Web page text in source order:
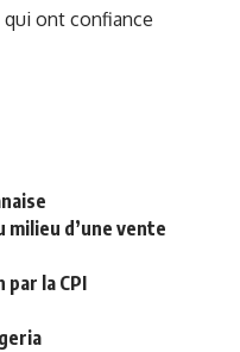
ont confiance
milieu d’une vente
la CPI